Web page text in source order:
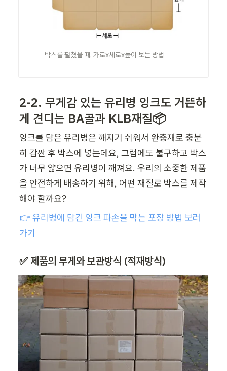
박스를 펼쳤을 때, 가로x세로x높이 보는 방법
2-2. 무게감 있는 유리병 잉크도 거뜬하
게 견디는 BA골과 KLB재질📦
잉크를 담은 유리병은 깨지기 쉬워서 완충재로 충분
히 감싼 후 박스에 넣는데요, 그럼에도 불구하고 박스
가 너무 얇으면 유리병이 깨져요. 우리의 소중한 제품
을 안전하게 배송하기 위해, 어떤 재질로 박스를 제작
해야 할까요?
👉 유리병에 담긴 잉크 파손을 막는 포장 방법 보러
가기
✅ 제품의 무게와 보관방식 (적재방식)